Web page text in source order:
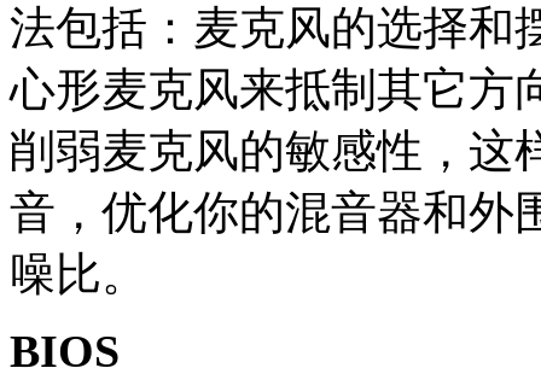
法包括：麦克风的选择和
心形麦克风来抵制其它方
削弱麦克风的敏感性，这
音，优化你的混音器和外
噪比。
BIOS